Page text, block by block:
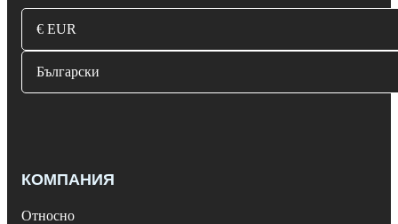
€ EUR
Български
КОМПАНИЯ
Относно